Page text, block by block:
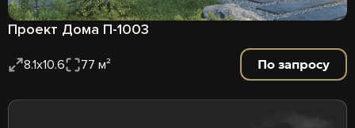
Проект Дома П-1003
8.1х10.6 77 м² По запросу